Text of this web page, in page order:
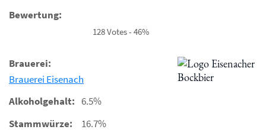
Bewertung:
128 Votes - 46%
Brauerei:
Brauerei Eisenach
Alkoholgehalt: 6.5%
Stammwürze:
16.7%